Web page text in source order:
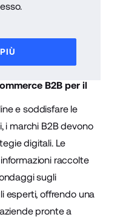
B2B per il
e soddisfare le
i marchi B2B devono
digitali. Le
raccolte
sugli
esperti, offrendo una
pronte a